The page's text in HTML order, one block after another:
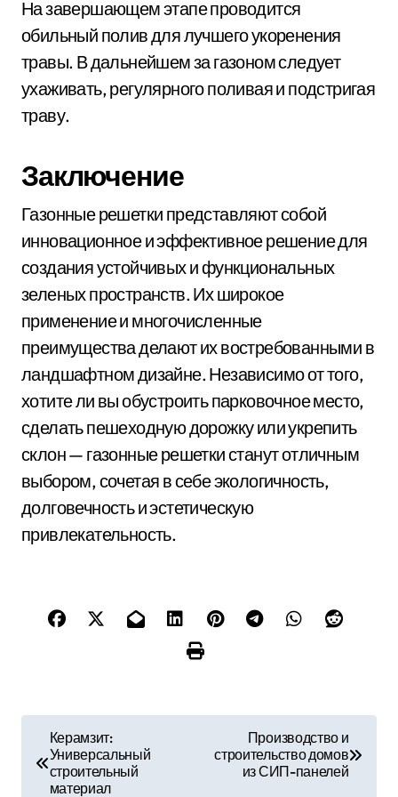
На завершающем этапе проводится
обильный полив для лучшего укоренения
травы. В дальнейшем за газоном следует
ухаживать, регулярного поливая и подстригая
траву.
Заключение
Газонные решетки представляют собой
инновационное и эффективное решение для
создания устойчивых и функциональных
зеленых пространств. Их широкое
применение и многочисленные
преимущества делают их востребованными в
ландшафтном дизайне. Независимо от того,
хотите ли вы обустроить парковочное место,
сделать пешеходную дорожку или укрепить
склон — газонные решетки станут отличным
выбором, сочетая в себе экологичность,
долговечность и эстетическую
привлекательность.
Керамзит:
Универсальный
строительный
материал
Производство и
строительство домов
из СИП-панелей